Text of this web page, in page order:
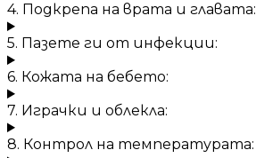
4. Подкрепа на врата и главата:
5. Пазете ги от инфекции:
6. Кожата на бебето:
7. Играчки и облекла:
8. Контрол на температурата: